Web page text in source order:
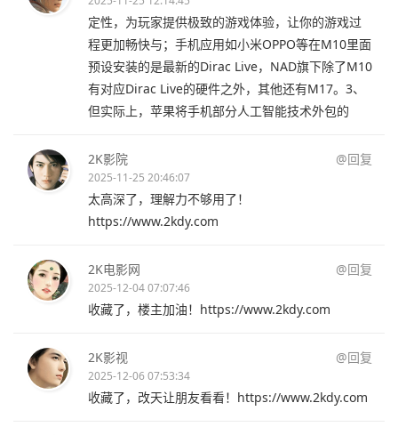
定性，为玩家提供极致的游戏体验，让你的游戏过
程更加畅快与；手机应用如小米OPPO等在M10里面
预设安装的是最新的Dirac Live，NAD旗下除了M10
有对应Dirac Live的硬件之外，其他还有M17。3、
但实际上，苹果将手机部分人工智能技术外包的
2K影院 @回复
2025-11-25 20:46:07
太高深了，理解力不够用了！
https://www.2kdy.com
2K电影网 @回复
2025-12-04 07:07:46
收藏了，楼主加油！https://www.2kdy.com
2K影视 @回复
2025-12-06 07:53:34
收藏了，改天让朋友看看！https://www.2kdy.com